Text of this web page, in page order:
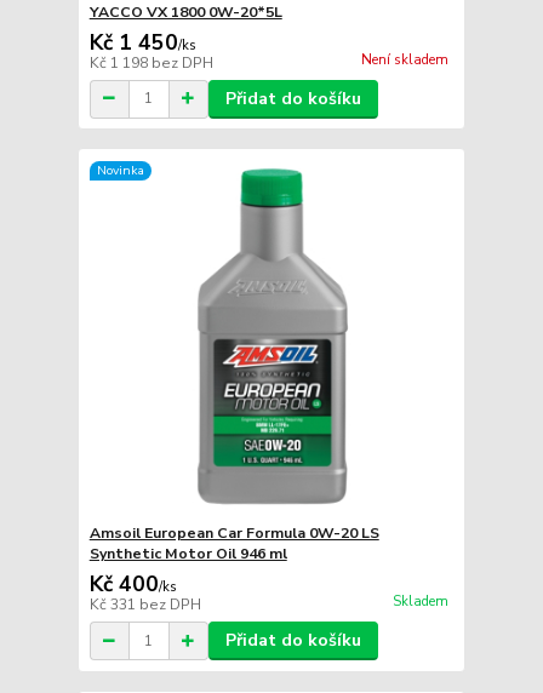
YACCO VX 1800 0W-20*5L
Kč 1 450/ks
Kč 1 198 bez DPH Není skladem
Přidat do košíku
Novinka
Amsoil European Car Formula 0W-20 LS
Synthetic Motor Oil 946 ml
Kč 400/ks
Kč 331 bez DPH Skladem
Přidat do košíku